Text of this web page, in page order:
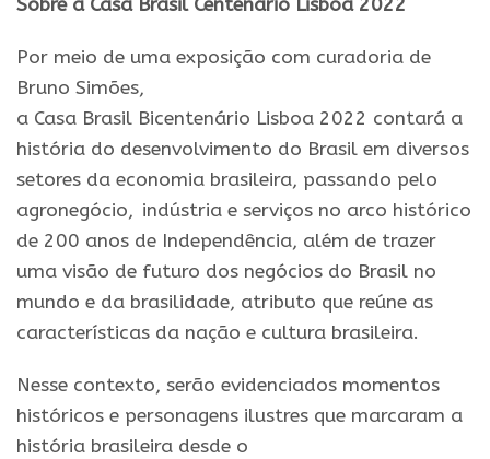
Sobre a Casa BrasilCentenário Lisboa 2022
Por meio de uma exposição com curadoria de
Bruno Simões,
a Casa Brasil Bicentenário Lisboa 2022 contará a
história do desenvolvimento do Brasil em diversos
setores da economia brasileira, passando pelo
agronegócio, indústria e serviços no arco histórico
de 200 anos de Independência, além de trazer
uma visão de futuro dos negócios do Brasil no
mundo e da brasilidade, atributo que reúne as
características da nação e cultura brasileira.
Nesse contexto, serão evidenciados momentos
históricos e personagens ilustres que marcaram a
história brasileira desde o